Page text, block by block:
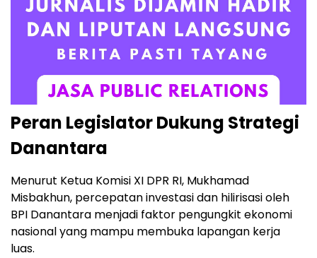
Peran Legislator Dukung Strategi
Danantara
Menurut Ketua Komisi XI DPR RI, Mukhamad
Misbakhun, percepatan investasi dan hilirisasi oleh
BPI Danantara menjadi faktor pengungkit ekonomi
nasional yang mampu membuka lapangan kerja
luas.